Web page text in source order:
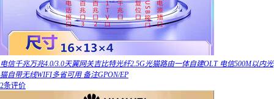
电信千兆万兆4.0/3.0天翼网关吉比特光纤2.5G光猫路由一体自建OLT 电信500M以内光
猫自带无线WIFI多省可用 备注GPON/EP
2条评价